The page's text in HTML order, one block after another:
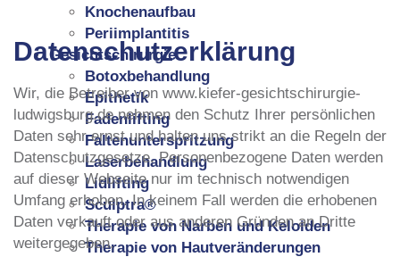
Knochenaufbau
Periimplantitis
Gesichtschirurgie
Botoxbehandlung
Epithetik
Fadenlifting
Faltenunterspritzung
Laserbehandlung
Lidlifting
Sculptra®
Therapie von Narben und Keloiden
Therapie von Hautveränderungen
Datenschutzerklärung
Wir, die Betreiber von www.kiefer-gesichtschirurgie-
ludwigsburg.de nehmen den Schutz Ihrer persönlichen
Daten sehr ernst und halten uns strikt an die Regeln der
Datenschutzgesetze. Personenbezogene Daten werden
auf dieser Webseite nur im technisch notwendigen
Umfang erhoben. In keinem Fall werden die erhobenen
Daten verkauft oder aus anderen Gründen an Dritte
weitergegeben.